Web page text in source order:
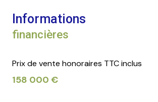
Informations
financières
Prix de vente honoraires TTC inclus
158 000 €